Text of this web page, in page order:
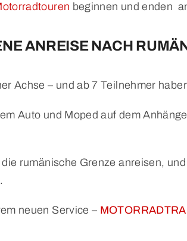
beginnen und enden
ANREISE NACH
Achse – und ab 7 Teilnehmer
Auto und Moped auf dem
rumänische Grenze anreisen,
neuen Service –